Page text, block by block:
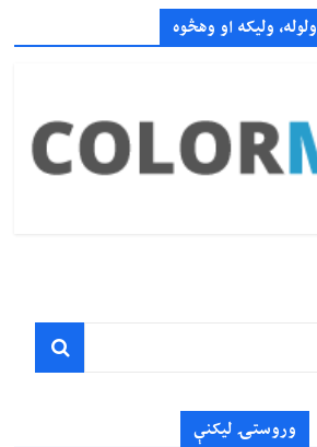
ولوله، ولیکه او وهڅوه
وروستۍ ليکنې